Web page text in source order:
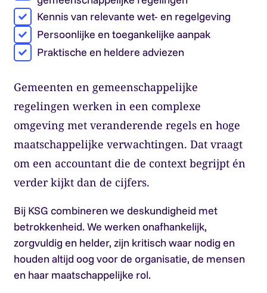
Kennis van relevante wet- en regelgeving
Persoonlijke en toegankelijke aanpak
Praktische en heldere adviezen
Gemeenten en gemeenschappelijke
regelingen werken in een complexe
omgeving met veranderende regels en hoge
maatschappelijke verwachtingen. Dat vraagt
om een accountant die de context begrijpt én
verder kijkt dan de cijfers.
Bij KSG combineren we deskundigheid met
betrokkenheid. We werken onafhankelijk,
zorgvuldig en helder, zijn kritisch waar nodig en
houden altijd oog voor de organisatie, de mensen
en haar maatschappelijke rol.